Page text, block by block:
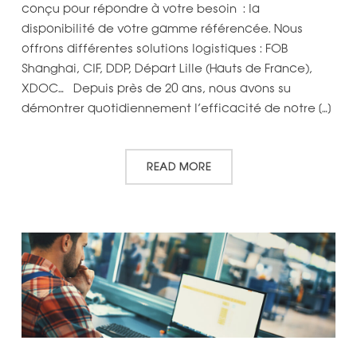
conçu pour répondre à votre besoin : la
disponibilité de votre gamme référencée. Nous
offrons différentes solutions logistiques : FOB
Shanghai, CIF, DDP, Départ Lille (Hauts de France),
XDOC… Depuis près de 20 ans, nous avons su
démontrer quotidiennement l’efficacité de notre […]
READ MORE